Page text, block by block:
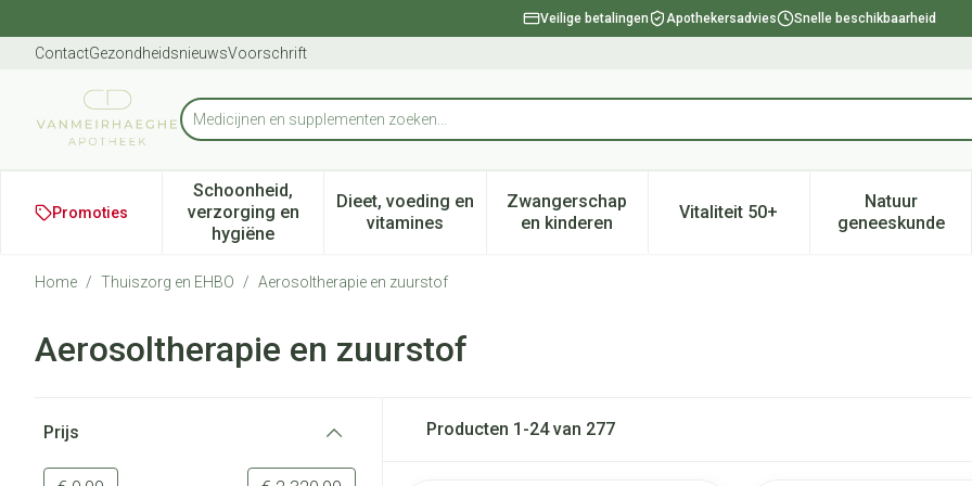
Veilige betalingen Apothekersadvies Snelle beschikbaarheid
ContactGezondheidsnieuwsVoorschrift
Product, merk, categorie...
Medicijnen
Promoties
Schoonheid,
verzorging en
hygiëne
Toon submenu voor Schoonheid, verzorging en hygiëne categorie
Dieet, voeding en
vitaminesToon submenu voor Dieet, voeding en vitamines categorie
Zwangerschap
en kinderenToon submenu voor Zwangerschap en kinderen
Vitaliteit 50+Toon submenu voor Vitaliteit
Natuur
geneeskunde
Toon
Home / Thuiszorg en EHBO / Aerosoltherapie en zuurstof
Aerosoltherapie en zuurstof
Prijs
Producten 1 -24van 277